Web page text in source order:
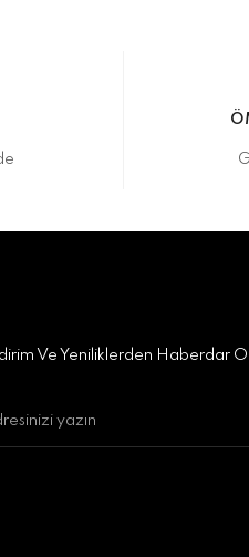
Ve Yeniliklerden Haberdar